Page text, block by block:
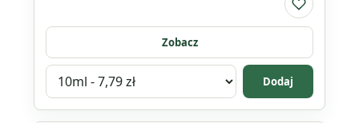
Do listy
Zobacz
Wybierz
wariant
produktu
Dodaj